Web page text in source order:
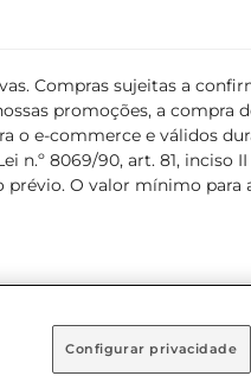
Compras sujeitas a
promoções, a compra
o e-commerce e válidos
n.º 8069/90, art. 81, inciso
O valor mínimo para
Configurar privacidade